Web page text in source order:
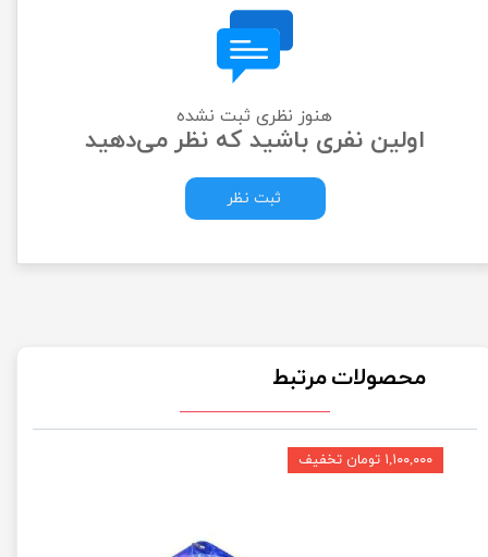
هنوز نظری ثبت نشده
اولین نفری باشید که نظر می‌دهید
ثبت نظر
محصولات مرتبط
۱,۱۰۰,۰۰۰ تومان تخفیف